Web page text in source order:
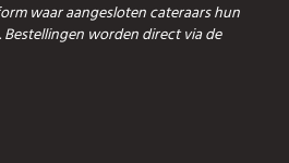
waar aangesloten cateraars hun
worden direct via de